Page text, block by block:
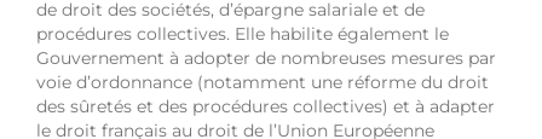
de droit des sociétés, d’épargne salariale et de
procédures collectives. Elle habilite également le
Gouvernement à adopter de nombreuses mesures par
voie d’ordonnance (notamment une réforme du droit
des sûretés et des procédures collectives) et à adapter
le droit français au droit de l’Union Européenne